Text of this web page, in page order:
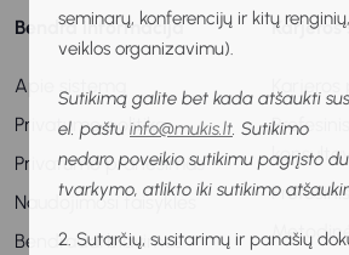
seminarų, konferencijų ir kitų
veiklos organizavimu).
Sutikimą galite bet kada atšaukti
el. paštu info@mukis.lt.
nedaro poveikio sutikimu pagrįsto
tvarkymo, atlikto iki sutikimo
2. Sutarčių, susitarimų ir panašių
Bendra informacija
Apie sistemą
Privatumo politika
Privatumo pranešimas
Naudojimosi taisyklės
Bendradarbiavimas
Karjeros
Karjeros